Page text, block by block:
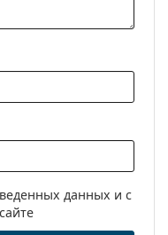
линзы
линзы
и
линзы
данных и с